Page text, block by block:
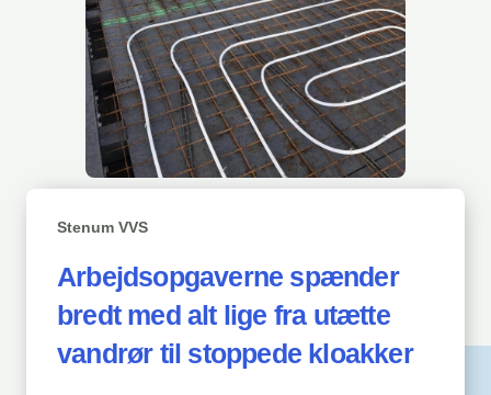
Stenum VVS
Arbejdsopgaverne spænder
bredt med alt lige fra utætte
vandrør til stoppede kloakker